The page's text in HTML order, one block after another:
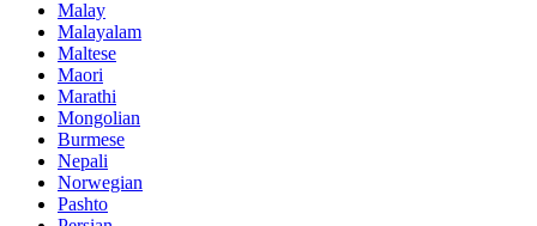
Malay
Malayalam
Maltese
Maori
Marathi
Mongolian
Burmese
Nepali
Norwegian
Pashto